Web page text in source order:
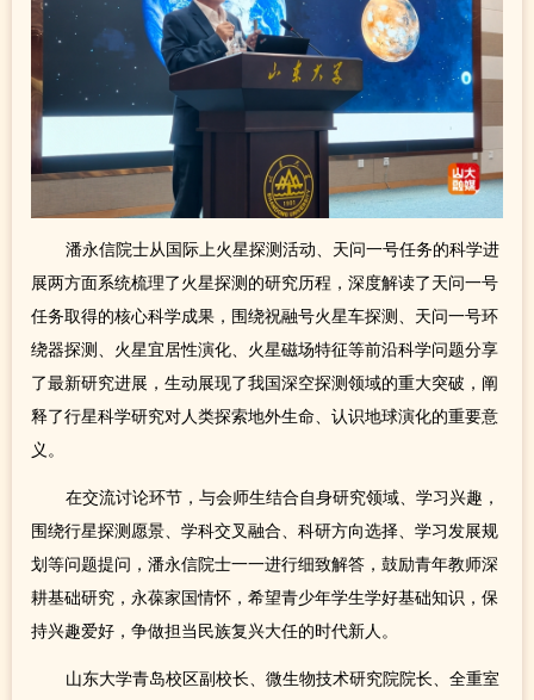
潘永信院士从国际上火星探测活动、天问一号任务的科学进
展两方面系统梳理了火星探测的研究历程，深度解读了天问一号
任务取得的核心科学成果，围绕祝融号火星车探测、天问一号环
绕器探测、火星宜居性演化、火星磁场特征等前沿科学问题分享
了最新研究进展，生动展现了我国深空探测领域的重大突破，阐
释了行星科学研究对人类探索地外生命、认识地球演化的重要意
义。
在交流讨论环节，与会师生结合自身研究领域、学习兴趣，
围绕行星探测愿景、学科交叉融合、科研方向选择、学习发展规
划等问题提问，潘永信院士一一进行细致解答，鼓励青年教师深
耕基础研究，永葆家国情怀，希望青少年学生学好基础知识，保
持兴趣爱好，争做担当民族复兴大任的时代新人。
山东大学青岛校区副校长、微生物技术研究院院长、全重室